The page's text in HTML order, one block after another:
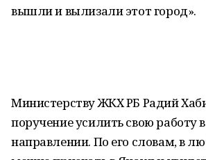
вышли и вылизали этот город».
Министерству ЖКХ РБ Радий
поручение усилить свою работу
направлении. По его словам, в